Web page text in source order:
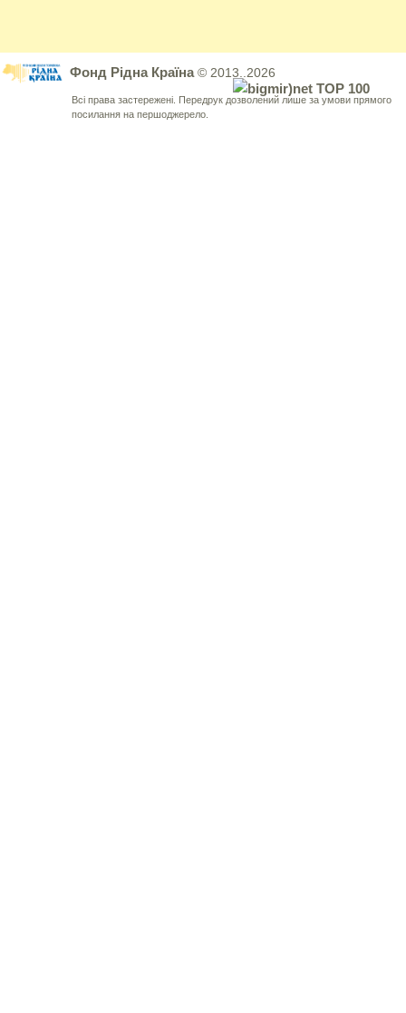
Фонд Рідна Країна© 2013..2026
Всі права застережені. Передрук дозволений лише за умови прямого
посилання на першоджерело.